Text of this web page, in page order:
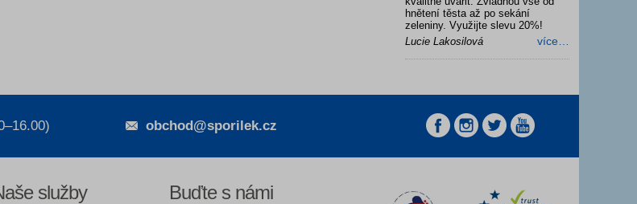
hnětení těsta až po sekání
zeleniny. Využijte slevu 20%!
Lucie Lakosilová
více…
obchod@sporilek.cz
služby Buďte s námi